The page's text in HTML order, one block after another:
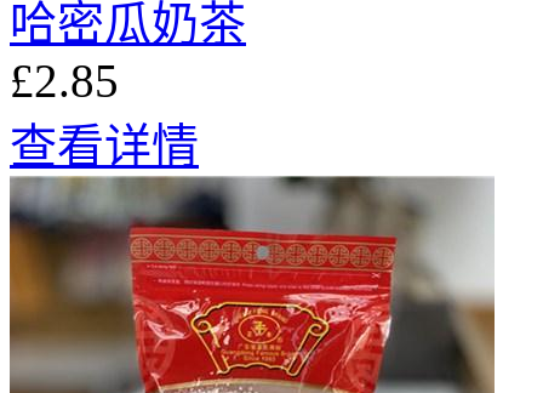
哈密瓜奶茶
£2.85
查看详情